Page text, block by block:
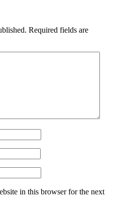
Required fields are
in this browser for the next